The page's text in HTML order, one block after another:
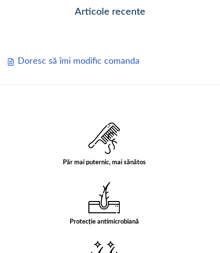
Articole recente
Doresc să îmi modific comanda
Păr mai puternic, mai sănătos
Protecție antimicrobiană